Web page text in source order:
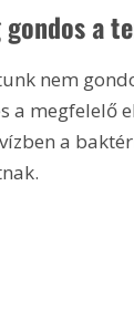
a
nem
a megfelelő
a